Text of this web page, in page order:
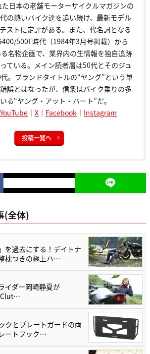
日本の老舗モーターサイクルマガジンの
の熱いバイク達を追い続け、最新モデル
ストに定評がある。また、代名詞となる
500Γ時代（1984年3月号掲載）から
名物企画で、業界内の生情報を独自追跡
ている。メイン読者層は50代とそのジュ
。ブランドタイトルの“ヤング”という単
誤とはなったが、信条はバイク乗りの多
る“ヤング・アット・ハート”だ。
YouTube ｜ X ｜ Facebook ｜ Instagram
投稿一覧へ
(全体)
を過去にする！デイトナ
枕つきの極上ハ…
イダー岡崎静夏が
Clut…
クとプレートガードの両
ートフック…